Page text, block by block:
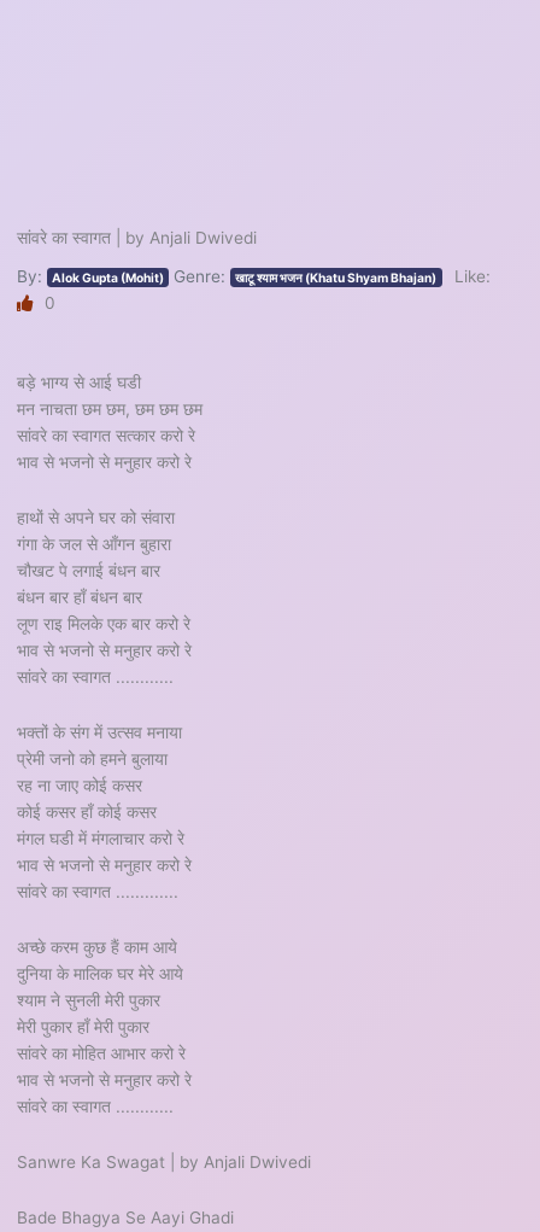
सांवरे का स्वागत | by Anjali Dwivedi
By: Alok Gupta (Mohit) Genre: खाटू श्याम भजन (Khatu Shyam Bhajan)
Like:
0
बड़े भाग्य से आई घडी
मन नाचता छम छम, छम छम छम
सांवरे का स्वागत सत्कार करो रे
भाव से भजनो से मनुहार करो रे
हाथों से अपने घर को संवारा
गंगा के जल से आँगन बुहारा
चौखट पे लगाई बंधन बार
बंधन बार हाँ बंधन बार
लूण राइ मिलके एक बार करो रे
भाव से भजनो से मनुहार करो रे
सांवरे का स्वागत ............
भक्तों के संग में उत्सव मनाया
प्रेमी जनो को हमने बुलाया
रह ना जाए कोई कसर
कोई कसर हाँ कोई कसर
मंगल घडी में मंगलाचार करो रे
भाव से भजनो से मनुहार करो रे
सांवरे का स्वागत .............
अच्छे करम कुछ हैं काम आये
दुनिया के मालिक घर मेरे आये
श्याम ने सुनली मेरी पुकार
मेरी पुकार हाँ मेरी पुकार
सांवरे का मोहित आभार करो रे
भाव से भजनो से मनुहार करो रे
सांवरे का स्वागत ............
Sanwre Ka Swagat | by Anjali Dwivedi
Bade Bhagya Se Aayi Ghadi